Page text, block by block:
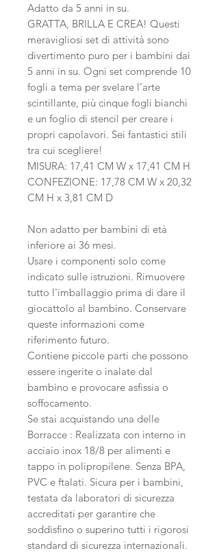
Adatto da 5 anni in su.
GRATTA, BRILLA E CREA! Questi
meravigliosi set di attività sono
divertimento puro per i bambini dai
5 anni in su. Ogni set comprende 10
fogli a tema per svelare l’arte
scintillante, più cinque fogli bianchi
e un foglio di stencil per creare i
propri capolavori. Sei fantastici stili
tra cui scegliere!
MISURA: 17,41 CM W x 17,41 CM H
CONFEZIONE: 17,78 CM W x 20,32
CM H x 3,81 CM D
Non adatto per bambini di età
inferiore ai 36 mesi.
Usare i componenti solo come
indicato sulle istruzioni. Rimuovere
tutto l'imballaggio prima di dare il
giocattolo al bambino. Conservare
queste informazioni come
riferimento futuro.
Contiene piccole parti che possono
essere ingerite o inalate dal
bambino e provocare asfissia o
soffocamento.
Se stai acquistando una delle
Borracce : Realizzata con interno in
acciaio inox 18/8 per alimenti e
tappo in polipropilene. Senza BPA,
PVC e ftalati. Sicura per i bambini,
testata da laboratori di sicurezza
accreditati per garantire che
soddisfino o superino tutti i rigorosi
standard di sicurezza internazionali.